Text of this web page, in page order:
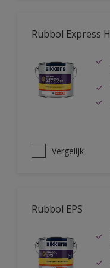
Rubbol Express
Vergelijk
Rubbol EPS